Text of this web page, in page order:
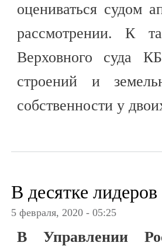
оцениваться судом
рассмотрении. К
Верховного суда
строений и
собственности у
В десятке
5 февраля, 2020 - 05:25
В Управлении